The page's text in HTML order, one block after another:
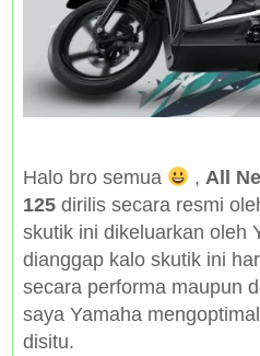
Halo bro semua , All
125dirilis secara resmi
skutik ini dikeluarkan oleh
dianggap kalo skutik ini
secara performa maupun
saya Yamaha
disitu.